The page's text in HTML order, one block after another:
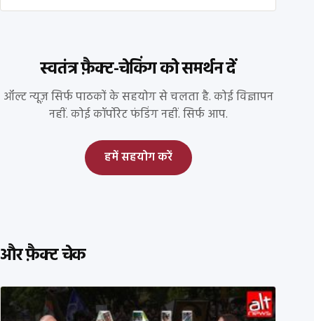
स्वतंत्र फ़ैक्ट-चेकिंग को समर्थन दें
ऑल्ट न्यूज़ सिर्फ पाठकों के सहयोग से चलता है. कोई विज्ञापन
नहीं. कोई कॉर्पोरेट फंडिंग नहीं. सिर्फ आप.
हमें सहयोग करें
और फ़ैक्ट चेक